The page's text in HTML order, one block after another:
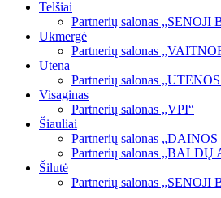
Telšiai
Partnerių salonas
Ukmergė
Partnerių salonas
Utena
Partnerių salonas
Visaginas
Partnerių salonas „VPI“
Šiauliai
Partnerių salonas
Partnerių salonas „BALDŲ
Šilutė
Partnerių salonas